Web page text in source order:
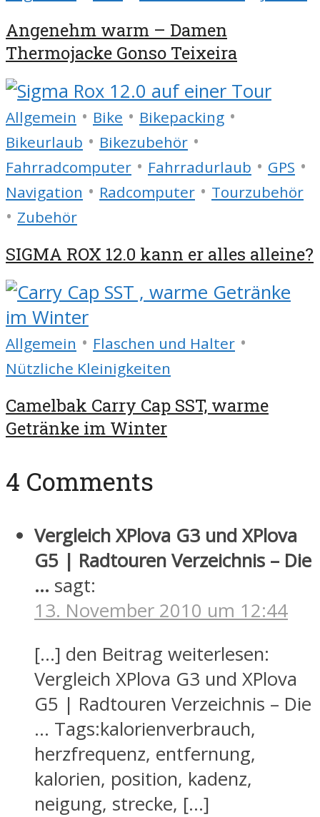
Angenehm warm – Damen
Thermojacke Gonso Teixeira
Allgemein • Bike • Bikepacking •
Bikeurlaub • Bikezubehör •
Fahrradcomputer • Fahrradurlaub • GPS •
Navigation • Radcomputer • Tourzubehör
• Zubehör
SIGMA ROX 12.0 kann er alles alleine?
Allgemein • Flaschen und Halter •
Nützliche Kleinigkeiten
Camelbak Carry Cap SST, warme
Getränke im Winter
4 Comments
Vergleich XPlova G3 und XPlova
G5 | Radtouren Verzeichnis – Die
… sagt:
13. November 2010 um 12:44
[…] den Beitrag weiterlesen:
Vergleich XPlova G3 und XPlova
G5 | Radtouren Verzeichnis – Die
… Tags:kalorienverbrauch,
herzfrequenz, entfernung,
kalorien, position, kadenz,
neigung, strecke, […]